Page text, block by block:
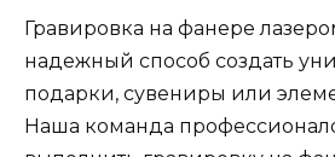
Гравировка на фанере
надежный способ создать
подарки, сувениры или
Наша команда